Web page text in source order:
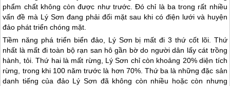
phẩm chất không còn được như trước. Đó chỉ là ba trong rất nhiều
vấn đề mà Lý Sơn đang phải đối mặt sau khi có điện lưới và huyện
đảo phát triển chóng mặt.
Tiềm năng phá triển biển đảo, Lý Sơn bị mất đi 3 thứ cốt lõi. Thứ
nhất là mất đi toàn bộ rạn san hô gần bờ do người dân lấy cát trồng
hành, tỏi. Thứ hai là mất rừng, Lý Sơn chỉ còn khoảng 20% diện tích
rừng, trong khi 100 năm trước là hơn 70%. Thứ ba là những đặc sản
danh tiếng của đảo Lý Sơn đã không còn nhiều hoặc còn nhưng